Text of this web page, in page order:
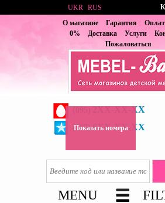
О магазине Гарантия
0%
Доставка Услуги
Пожаловаться
2XX-XX-XX
(067) 6XX-XX-XX
Показать номера
UKR RUS
MENU